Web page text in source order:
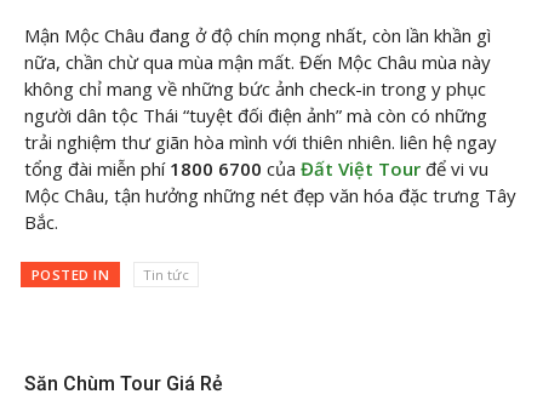
Mận Mộc Châu đang ở độ chín mọng nhất, còn lần khần gì
nữa, chần chừ qua mùa mận mất. Đến Mộc Châu mùa này
không chỉ mang về những bức ảnh check-in trong y phục
người dân tộc Thái “tuyệt đối điện ảnh” mà còn có những
trải nghiệm thư giãn hòa mình với thiên nhiên. liên hệ ngay
tổng đài miễn phí 1800 6700 của Đất Việt Tour để vi vu
Mộc Châu, tận hưởng những nét đẹp văn hóa đặc trưng Tây
Bắc.
POSTED IN Tin tức
Săn Chùm Tour Giá Rẻ